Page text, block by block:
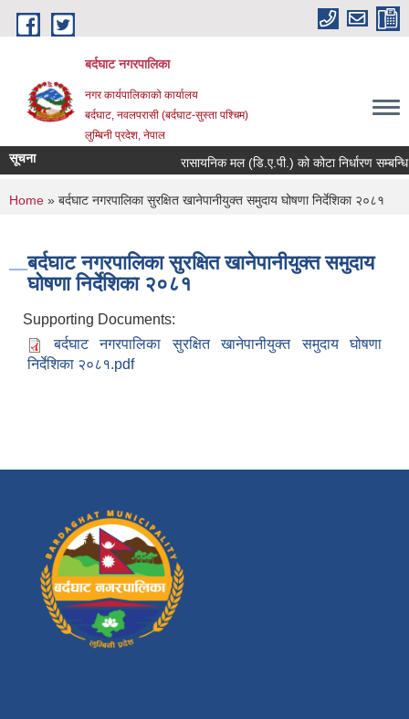
Skip to main content
बर्दघाट नगरपालिका
नगर कार्यपालिकाको कार्यालय
बर्दघाट, नवलपरासी (बर्दघाट-सुस्ता पश्चिम)
लुम्बिनी प्रदेश, नेपाल
सूचना रासायनिक मल (डि.ए.पी.) को कोटा निर्धारण
You are here
Home » बर्दघाट नगरपालिका सुरक्षित खानेपानीयुक्त समुदाय घोषणा निर्देशिका २०८१
बर्दघाट नगरपालिका सुरक्षित खानेपानीयुक्त समुदाय
घोषणा निर्देशिका २०८१
Supporting Documents:
बर्दघाट नगरपालिका सुरक्षित खानेपानीयुक्त समुदाय घोषणा
निर्देशिका २०८१.pdf